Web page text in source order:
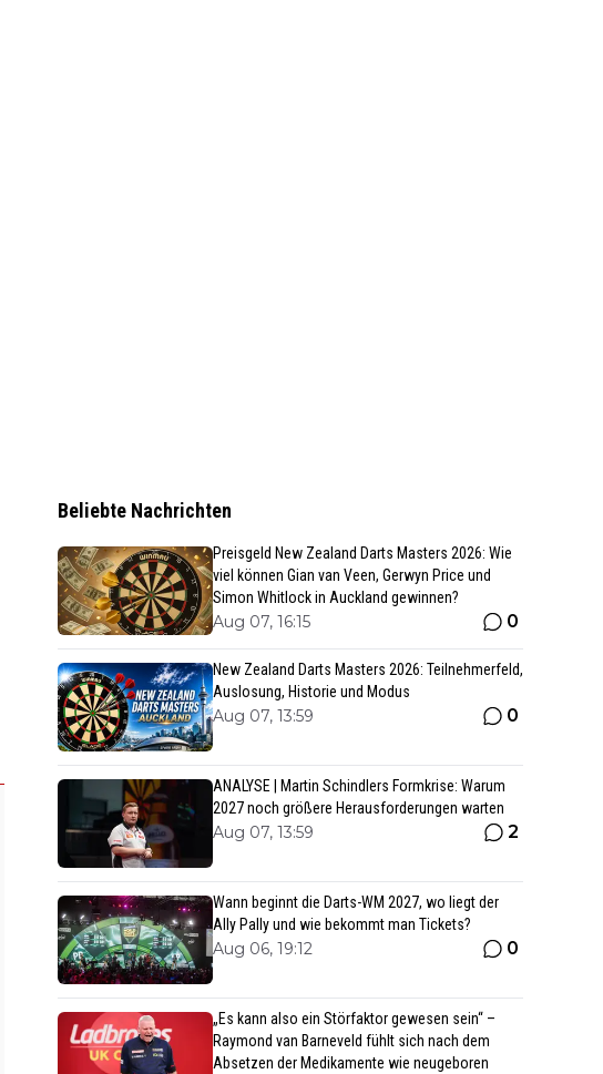
Beliebte Nachrichten
Preisgeld New Zealand Darts Masters 2026: Wie
viel können Gian van Veen, Gerwyn Price und
Simon Whitlock in Auckland gewinnen?
Aug 07, 16:15 0
New Zealand Darts Masters 2026: Teilnehmerfeld,
Auslosung, Historie und Modus
Aug 07, 13:59 0
ANALYSE | Martin Schindlers Formkrise: Warum
2027 noch größere Herausforderungen warten
Aug 07, 13:59 2
Wann beginnt die Darts-WM 2027, wo liegt der
Ally Pally und wie bekommt man Tickets?
Aug 06, 19:12 0
„Es kann also ein Störfaktor gewesen sein“ –
Raymond van Barneveld fühlt sich nach dem
Absetzen der Medikamente wie neugeboren